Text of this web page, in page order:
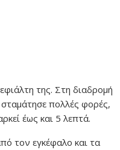
της. Στη διαδρομή
πολλές φορές,
έως και 5 λεπτά.
τον εγκέφαλο και τα